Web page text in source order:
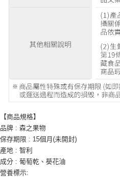
【商品規格】
品牌 : 森之果物
保存期限 : 15個月(未開封)
產地 : 智利
成分 : 葡萄乾、葵花油
營養標示: